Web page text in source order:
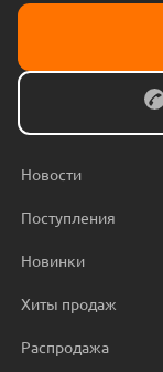
Новости
Поступления
Новинки
Хиты продаж
Распродажа